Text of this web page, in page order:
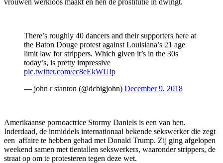
vrouwen werkloos maakt en hen de prostitutie in dwingt.
There’s roughly 40 dancers and their supporters here at
the Baton Douge protest against Louisiana’s 21 age
limit law for strippers. Which given it’s in the 30s
today’s, is pretty impressive
pic.twitter.com/cc8eEkWUIp
— john r stanton (@dcbigjohn) December 9, 2018
Amerikaanse pornoactrice Stormy Daniels is een van hen.
Inderdaad, de inmiddels internationaal bekende sekswerker die zegt
een affaire te hebben gehad met Donald Trump. Zij ging afgelopen
weekend samen met tientallen sekswerkers, waaronder strippers, de
straat op om te protesteren tegen deze wet.